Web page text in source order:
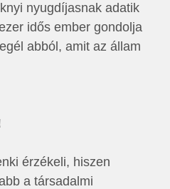
nyugdíjasnak adatik
idős ember gondolja
abból, amit az állam
érzékeli, hiszen
a társadalmi